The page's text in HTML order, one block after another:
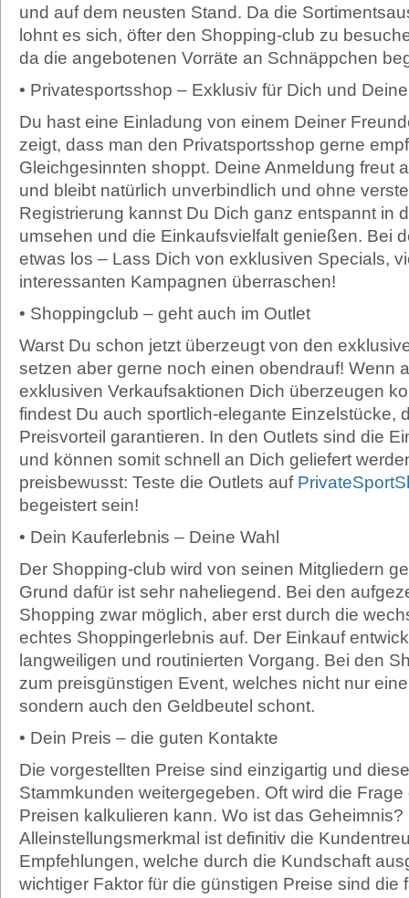
und auf dem neusten Stand. Da die
lohnt es sich, öfter den Shopping-club zu
da die angebotenen Vorräte an Schnäppchen
• Privatesportsshop – Exklusiv für Dich und
Du hast eine Einladung von einem Deiner
zeigt, dass man den Privatsportsshop gerne
Gleichgesinnten shoppt. Deine Anmeldung freut
und bleibt natürlich unverbindlich und ohne
Registrierung kannst Du Dich ganz entspannt in
umsehen und die Einkaufsvielfalt genießen. Bei
etwas los – Lass Dich von exklusiven Specials,
interessanten Kampagnen überraschen!
• Shoppingclub – geht auch im Outlet
Warst Du schon jetzt überzeugt von den
setzen aber gerne noch einen obendrauf! Wenn
exklusiven Verkaufsaktionen Dich überzeugen
findest Du auch sportlich-elegante Einzelstücke,
Preisvorteil garantieren. In den Outlets sind die
und können somit schnell an Dich geliefert
preisbewusst: Teste die Outlets auf
begeistert sein!
• Dein Kauferlebnis – Deine Wahl
Der Shopping-club wird von seinen Mitgliedern
Grund dafür ist sehr naheliegend. Bei den
Shopping zwar möglich, aber erst durch die
echtes Shoppingerlebnis auf. Der Einkauf
langweiligen und routinierten Vorgang. Bei den
zum preisgünstigen Event, welches nicht nur
sondern auch den Geldbeutel schont.
• Dein Preis – die guten Kontakte
Die vorgestellten Preise sind einzigartig und
Stammkunden weitergegeben. Oft wird die
Preisen kalkulieren kann. Wo ist das
Alleinstellungsmerkmal ist definitiv die
Empfehlungen, welche durch die Kundschaft
wichtiger Faktor für die günstigen Preise sind die